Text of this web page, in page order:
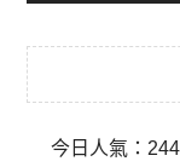
今日人氣： 244